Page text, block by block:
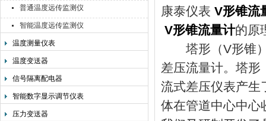
普通温度远传监测仪
智能温度远传监测仪
温度测量仪表
温度变送器
信号隔离配电器
智能数字显示调节仪表
压力变送器
康泰仪表 V形锥流
V形锥流量计的原
塔形（V形锥）
差压流量计。塔形
流式差压仪表产生
体在管道中心中心